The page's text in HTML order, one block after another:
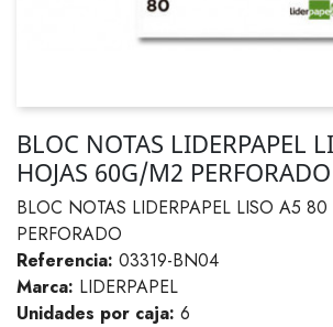
BLOC NOTAS LIDERPAPEL
HOJAS 60G/M2 PERFORADO
BLOC NOTAS LIDERPAPEL LISO A5
PERFORADO
Referencia: 03319-BN04
Marca: LIDERPAPEL
Unidades por caja: 6